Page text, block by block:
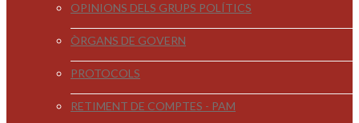
OPINIONS DELS GRUPS POLÍTICS
ÒRGANS DE GOVERN
PROTOCOLS
RETIMENT DE COMPTES - PAM